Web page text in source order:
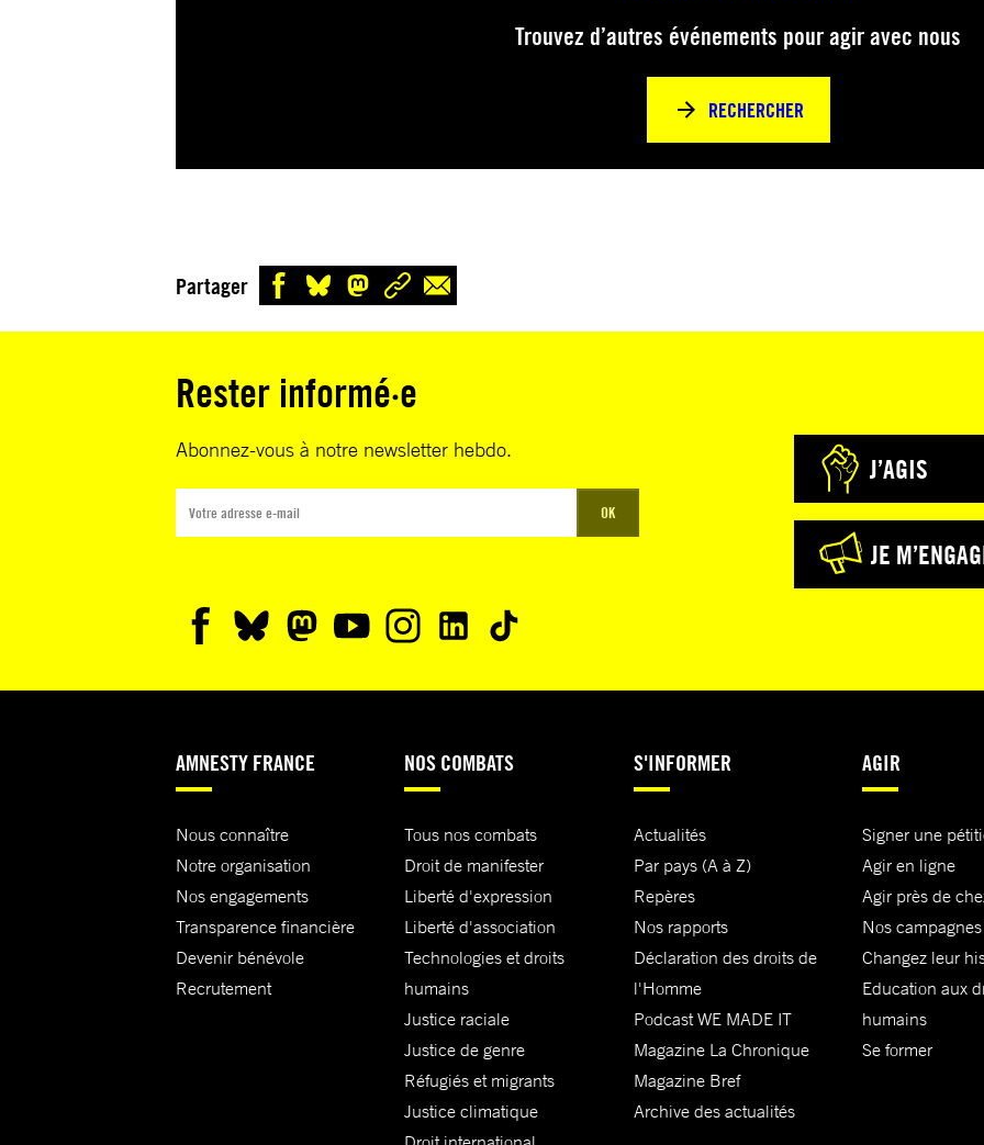
Trouvez d’autres événements pour agir avec nous
RECHERCHER
Partager
Rester informé·e
Abonnez-vous à notre newsletter hebdo.
OK
J’AGIS
JE
AMNESTY FRANCE
Nous connaître
Notre organisation
Nos engagements
Transparence financière
Devenir bénévole
Recrutement
NOS COMBATS
Tous nos combats
Droit de manifester
Liberté d'expression
Liberté d'association
Technologies et droits
humains
Justice raciale
Justice de genre
Réfugiés et migrants
Justice climatique
S'INFORMER
Actualités
Par pays (A à Z)
Repères
Nos rapports
Déclaration des droits de
l'Homme
Podcast WE MADE IT
Magazine La Chronique
Magazine Bref
Archive des actualités
AGIR
Signer une
Agir en ligne
Agir près de
Nos campagnes
Changez leur
Education aux
humains
Se former